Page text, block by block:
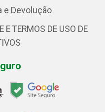
e Devolução
E TERMOS DE USO DE